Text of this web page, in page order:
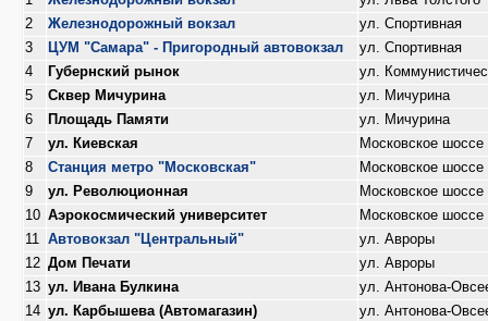
2
Железнодорожный вокзал
ул. Спортивная
3
ЦУМ "Самара" - Пригородный автовокзал
ул. Спортивная
4
Губернский рынок
ул.
5
Сквер Мичурина
ул. Мичурина
6
Площадь Памяти
ул. Мичурина
7
ул. Киевская
Московское шоссе
8
Станция метро "Московская"
Московское шоссе
9
ул. Революционная
Московское шоссе
10 Аэрокосмический университет
Московское шоссе
11 Автовокзал "Центральный"
ул. Авроры
12 Дом Печати
ул. Авроры
13 ул. Ивана Булкина
ул. Антонова-
14 ул. Карбышева (Автомагазин)
ул. Антонова-